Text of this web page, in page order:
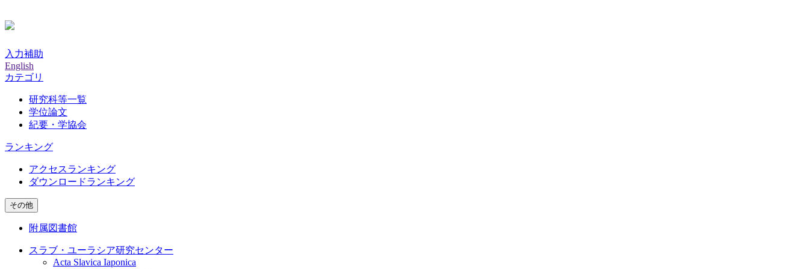
入力補助
English
カテゴリ
研究科等一覧
学位論文
紀要・学協会
ランキング
アクセスランキング
ダウンロードランキング
その他
附属図書館
スラブ・ユーラシア研究センター
Acta Slavica Iaponica